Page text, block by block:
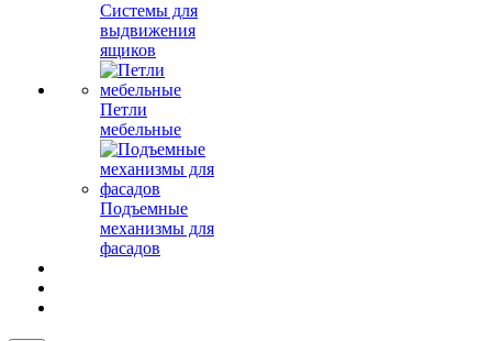
Системы для
выдвижения
ящиков
Петли
мебельные
Подъемные
механизмы для
фасадов